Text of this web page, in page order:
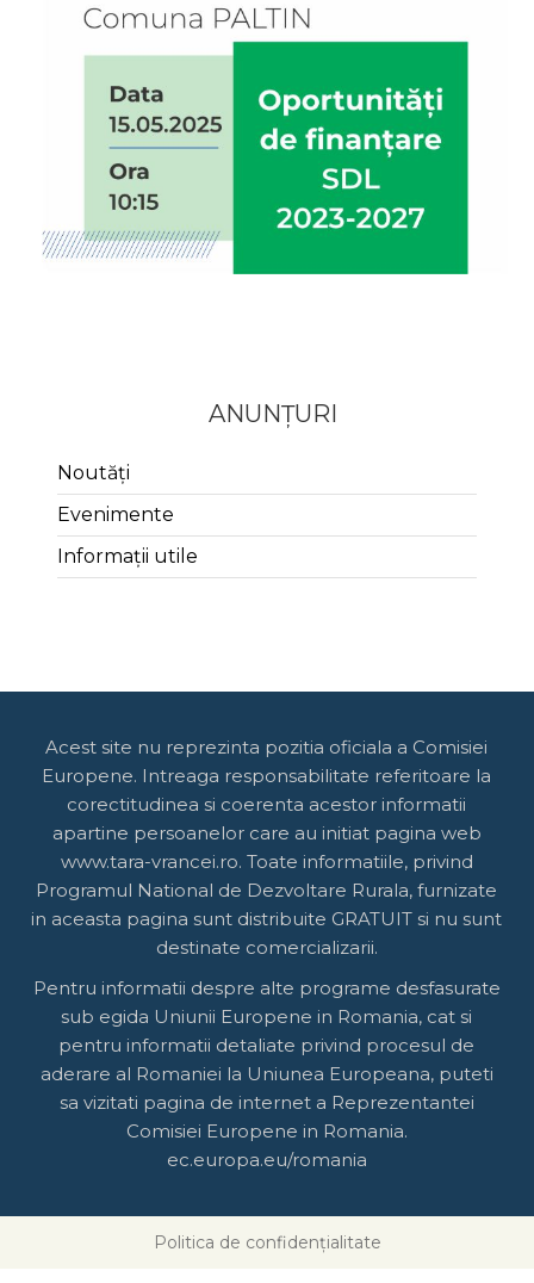
ANUNȚURI
Noutăți
Evenimente
Informații utile
Acest site nu reprezinta pozitia oficiala a Comisiei
Europene. Intreaga responsabilitate referitoare la
corectitudinea si coerenta acestor informatii
apartine persoanelor care au initiat pagina web
www.tara-vrancei.ro. Toate informatiile, privind
Programul National de Dezvoltare Rurala, furnizate
in aceasta pagina sunt distribuite GRATUIT si nu sunt
destinate comercializarii.
Pentru informatii despre alte programe desfasurate
sub egida Uniunii Europene in Romania, cat si
pentru informatii detaliate privind procesul de
aderare al Romaniei la Uniunea Europeana, puteti
sa vizitati pagina de internet a Reprezentantei
Comisiei Europene in Romania.
ec.europa.eu/romania
Politica de confidențialitate